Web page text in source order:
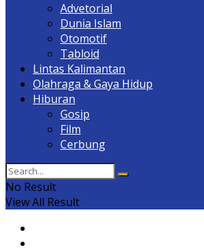
Advetorial
Dunia Islam
Otomotif
Tabloid
Lintas Kalimantan
Olahraga & Gaya Hidup
Hiburan
Gosip
Film
Cerbung
No Result
View All Result